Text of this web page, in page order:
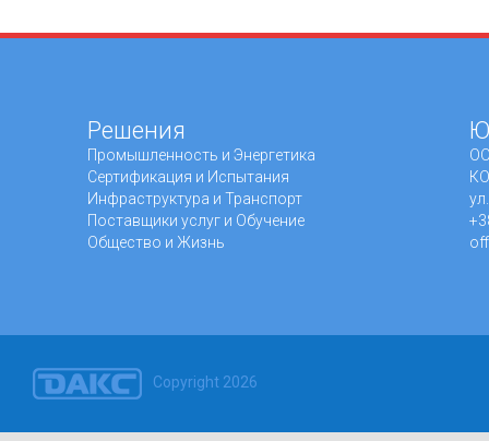
Решения
Промышленность и Энергетика
Сертификация и Испытания
Инфраструктура и Транспорт
Поставщики услуг и Обучение
Общество и Жизнь
Copyright 2026